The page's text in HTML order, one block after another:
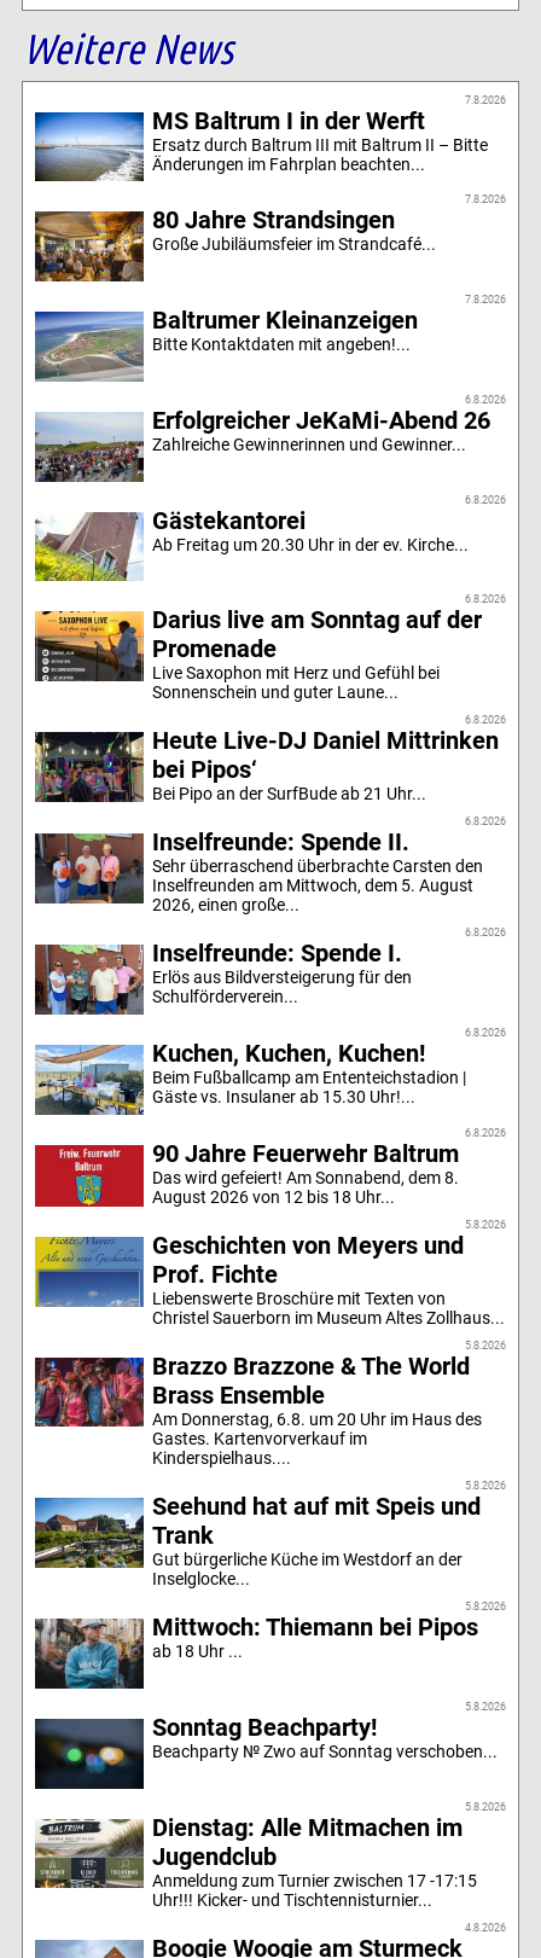
Weitere News
7.8.2026
MS Baltrum I in der Werft
Ersatz durch Baltrum III mit Baltrum II – Bitte
Änderungen im Fahrplan beachten...
7.8.2026
80 Jahre Strandsingen
Große Jubiläumsfeier im Strandcafé...
7.8.2026
Baltrumer Kleinanzeigen
Bitte Kontaktdaten mit angeben!...
6.8.2026
Erfolgreicher JeKaMi-Abend 26
Zahlreiche Gewinnerinnen und Gewinner...
6.8.2026
Gästekantorei
Ab Freitag um 20.30 Uhr in der ev. Kirche...
6.8.2026
Darius live am Sonntag auf der
Promenade
Live Saxophon mit Herz und Gefühl bei
Sonnenschein und guter Laune...
6.8.2026
Heute Live-DJ Daniel Mittrinken
bei Pipos‘
Bei Pipo an der SurfBude ab 21 Uhr...
6.8.2026
Inselfreunde: Spende II.
Sehr überraschend überbrachte Carsten den
Inselfreunden am Mittwoch, dem 5. August
2026, einen große...
6.8.2026
Inselfreunde: Spende I.
Erlös aus Bildversteigerung für den
Schulförderverein...
6.8.2026
Kuchen, Kuchen, Kuchen!
Beim Fußballcamp am Ententeichstadion |
Gäste vs. Insulaner ab 15.30 Uhr!...
6.8.2026
90 Jahre Feuerwehr Baltrum
Das wird gefeiert! Am Sonnabend, dem 8.
August 2026 von 12 bis 18 Uhr...
5.8.2026
Geschichten von Meyers und
Prof. Fichte
Liebenswerte Broschüre mit Texten von
Christel Sauerborn im Museum Altes Zollhaus...
5.8.2026
Brazzo Brazzone & The World
Brass Ensemble
Am Donnerstag, 6.8. um 20 Uhr im Haus des
Gastes. Kartenvorverkauf im
Kinderspielhaus....
5.8.2026
Seehund hat auf mit Speis und
Trank
Gut bürgerliche Küche im Westdorf an der
Inselglocke...
5.8.2026
Mittwoch: Thiemann bei Pipos
ab 18 Uhr ...
5.8.2026
Sonntag Beachparty!
Beachparty № Zwo auf Sonntag verschoben...
5.8.2026
Dienstag: Alle Mitmachen im
Jugendclub
Anmeldung zum Turnier zwischen 17 -17:15
Uhr!!! Kicker- und Tischtennisturnier...
4.8.2026
Boogie Woogie am Sturmeck